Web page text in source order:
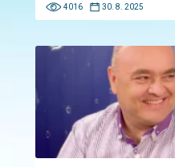
4016 30. 8. 2025